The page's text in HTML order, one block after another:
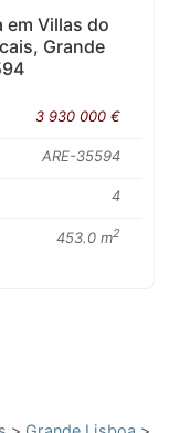
em Villas do
Grande
3 930 000 €
ARE-35594
4
453.0 m2